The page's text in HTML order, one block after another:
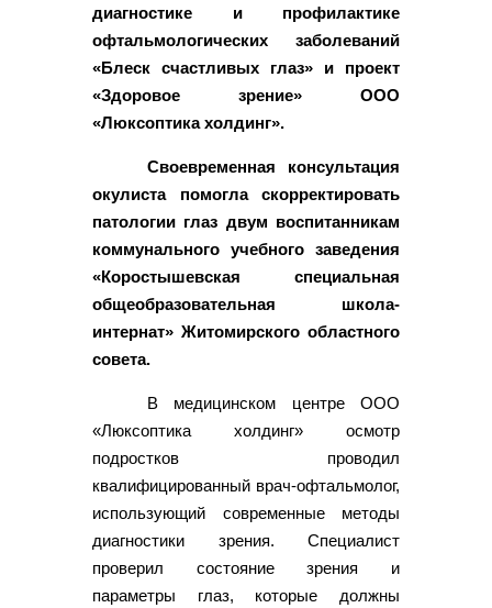
диагностике и профилактике
офтальмологических заболеваний
«Блеск счастливых глаз» и проект
«Здоровое зрение» ООО
«Люксоптика холдинг».
Своевременная консультация
окулиста помогла скорректировать
патологии глаз двум воспитанникам
коммунального учебного заведения
«Коростышевская специальная
общеобразовательная школа-
интернат» Житомирского областного
совета.
В медицинском центре ООО
«Люксоптика холдинг» осмотр
подростков проводил
квалифицированный врач-офтальмолог,
использующий современные методы
диагностики зрения. Специалист
проверил состояние зрения и
параметры глаз, которые должны